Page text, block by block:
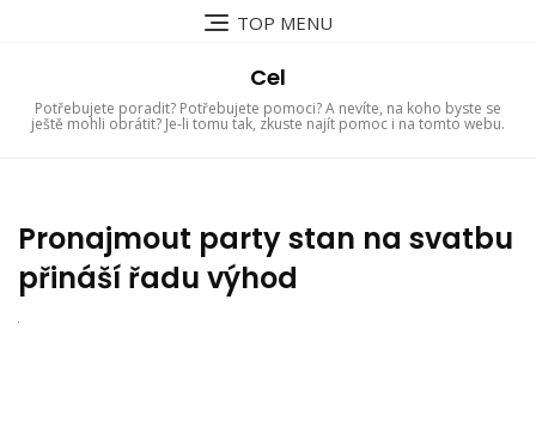
TOP MENU
Cel
Potřebujete poradit? Potřebujete pomoci? A nevíte, na koho byste se
ještě mohli obrátit? Je-li tomu tak, zkuste najít pomoc i na tomto webu.
Pronajmout party stan na svatbu
přináší řadu výhod